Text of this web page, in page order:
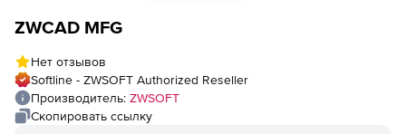
ZWCAD MFG
Нет отзывов
Softline - ZWSOFT Authorized Reseller
Производитель: ZWSOFT
Скопировать ссылку